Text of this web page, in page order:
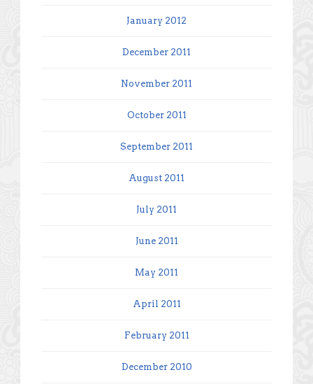
January 2012
December 2011
November 2011
October 2011
September 2011
August 2011
July 2011
June 2011
May 2011
April 2011
February 2011
December 2010